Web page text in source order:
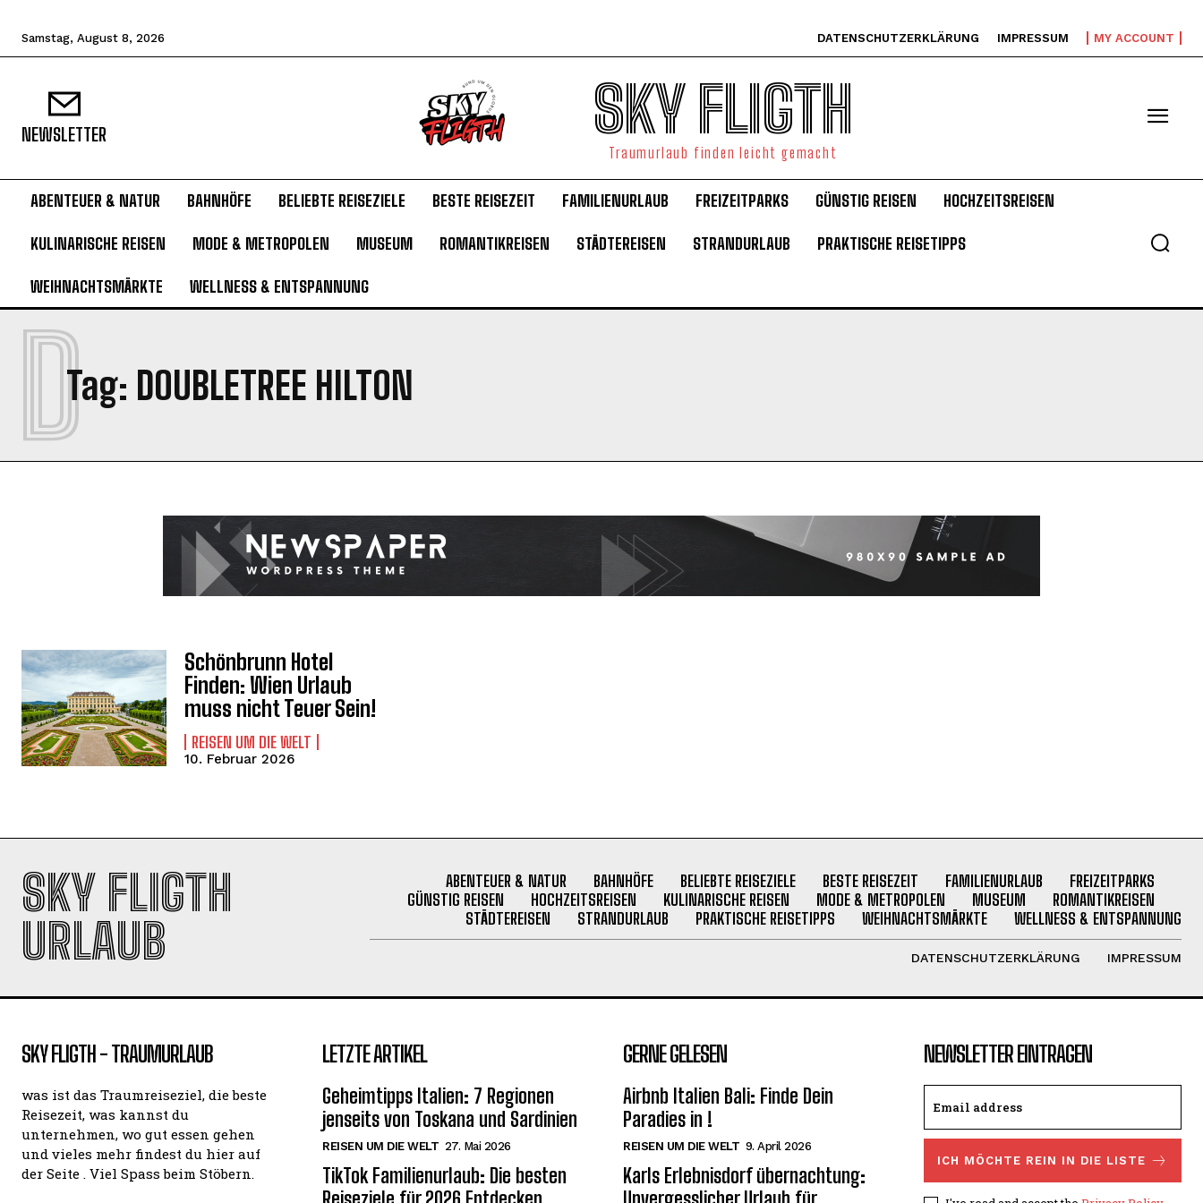
I WANT IN
Privacy Policy.
Samstag, August 8, 2026 DATENSCHUTZERKLÄRUNG IMPRESSUM MY ACCOUNT
NEWSLETTER SKY FLIGTH
Traumurlaub finden leicht gemacht
ABENTEUER & NATUR BAHNHÖFE BELIEBTE REISEZIELE BESTE REISEZEIT FAMILIENURLAUB FREIZEITPARKS GÜNSTIG REISEN HOCHZEITSREISEN
KULINARISCHE REISEN MODE & METROPOLEN MUSEUM ROMANTIKREISEN STÄDTEREISEN STRANDURLAUB PRAKTISCHE REISETIPPS
WEIHNACHTSMÄRKTE WELLNESS & ENTSPANNUNG
Tag: DOUBLETREE HILTON
D
Schönbrunn Hotel
Finden: Wien Urlaub
muss nicht Teuer Sein!
REISEN UM DIE WELT
10. Februar 2026
SKY FLIGTH
URLAUB
ABENTEUER & NATUR BAHNHÖFE BELIEBTE REISEZIELE BESTE REISEZEIT FAMILIENURLAUB
FREIZEITPARKS
GÜNSTIG REISEN
HOCHZEITSREISEN KULINARISCHE REISEN MODE & METROPOLEN MUSEUM
ROMANTIKREISEN
STÄDTEREISEN
STRANDURLAUB PRAKTISCHE REISETIPPS WEIHNACHTSMÄRKTE WELLNESS & ENTSPANNUNG
DATENSCHUTZERKLÄRUNG IMPRESSUM
SKY FLIGTH - TRAUMURLAUB
was ist das Traumreiseziel, die beste
Reisezeit, was kannst du
unternehmen, wo gut essen gehen
und vieles mehr findest du hier auf
der Seite . Viel Spass beim Stöbern.
LETZTE ARTIKEL
Geheimtipps Italien: 7 Regionen
jenseits von Toskana und Sardinien
REISEN UM DIE WELT 27. Mai 2026
TikTok Familienurlaub: Die besten
GERNE GELESEN
Airbnb Italien Bali: Finde Dein
Paradies in !
REISEN UM DIE WELT 9. April 2026
Karls Erlebnisdorf übernachtung:
NEWSLETTER EINTRAGEN
ICH MÖCHTE REIN IN DIE LISTE